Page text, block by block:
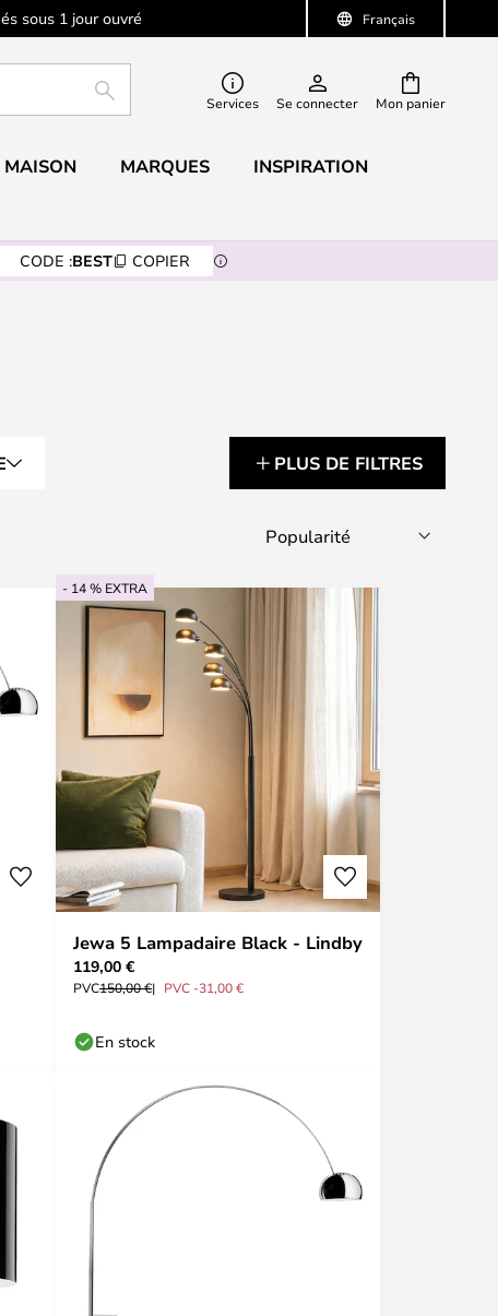
Français
sous 1 jour ouvré
Mon panier
RECHERCHERServices Se connecter
MAISON MARQUES INSPIRATION
CODE :BEST COPIER
PLUS DE FILTRES
- 14 % EXTRA
Jewa 5 Lampadaire Black - Lindby
119,00 €
PVC150,00 € PVC -31,00 €
En stock